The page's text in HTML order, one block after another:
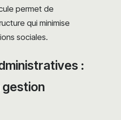
permet de
qui minimise
sociales.
:
gestion